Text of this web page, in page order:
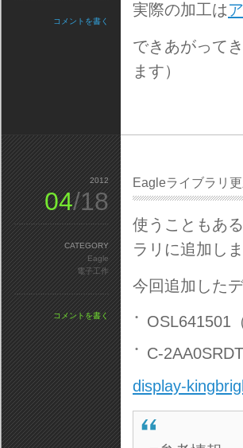
実際の加工は
できあがって
ます）
コメントを書く
Eagleライブラリ
使うこともあ
ラリに追加しま
今回追加した
OSL641501
C-
display-
2012
04/18
CATEGORY
Eagle
電子工作
コメントを書く